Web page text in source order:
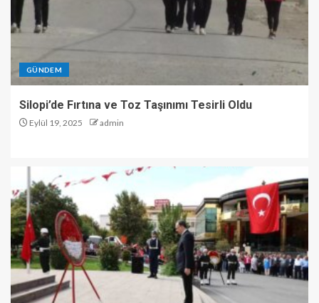
GÜNDEM
Silopi’de Fırtına ve Toz Taşınımı Tesirli Oldu
Eylül 19, 2025 admin